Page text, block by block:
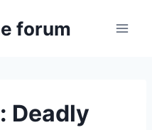
forum
Deadly